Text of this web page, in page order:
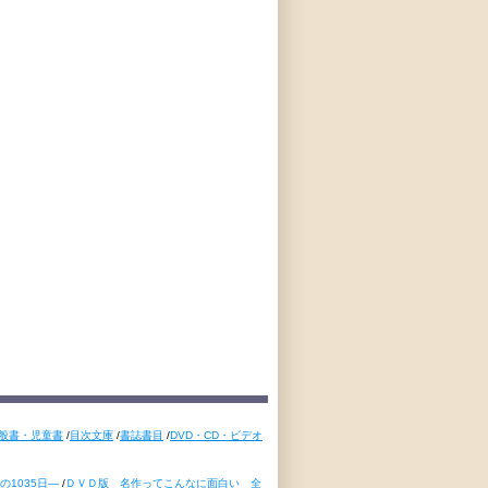
書・児童書 /目次文庫 /書誌書目 /DVD・CD・ビデオ
の1035日― /ＤＶＤ版 名作ってこんなに面白い 全